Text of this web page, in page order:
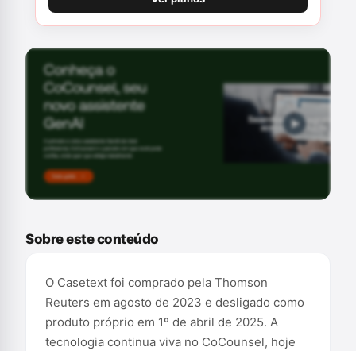
Conteúdo exclusivo para assinantes
Sobre este conteúdo
O Casetext foi comprado pela Thomson
Reuters em agosto de 2023 e desligado como
produto próprio em 1º de abril de 2025. A
tecnologia continua viva no CoCounsel, hoje